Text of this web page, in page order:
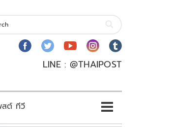
LINE : @THAIPOST
สต์ ทีวี